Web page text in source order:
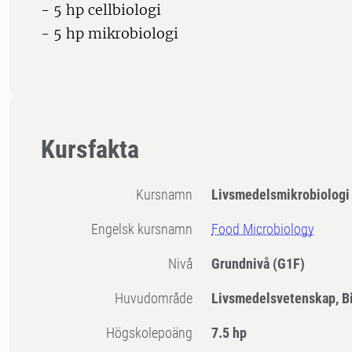
- 5 hp cellbiologi
- 5 hp mikrobiologi
Kursfakta
Kursnamn Livsmedelsmikrobiologi
Engelsk kursnamn Food Microbiology
Nivå Grundnivå (G1F)
Huvudområde Livsmedelsvetenskap,
högskolepoäng 7.5 hp